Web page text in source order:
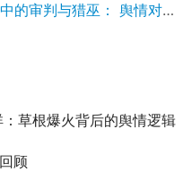
巫： 舆情对男女的围剿有何异同？
草根爆火背后的舆情逻辑
顾